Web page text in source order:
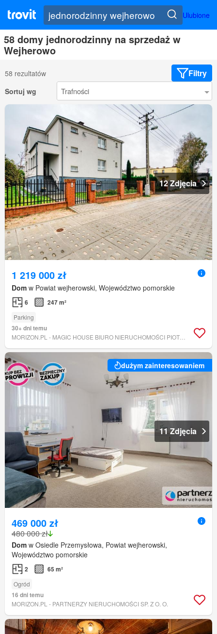
Ulubione
58 domy jednorodzinny na sprzedaż w
Wejherowo
58 rezultatów Filtry
Sortuj wg
12 Zdjęcia
1 219 000 zł
Dom w Powiat wejherowski, Województwo pomorskie
6 247 m²
Parking
30+ dni temu
dużym zainteresowaniem
11 Zdjęcia
469 000 zł
480 000 zł
Dom w Osiedle Przemysłowa, Powiat wejherowski,
Województwo pomorskie
2 65 m²
Ogród
16 dni temu
MORIZON.PL - PARTNERZY NIERUCHOMOŚCI SP. Z O. O.